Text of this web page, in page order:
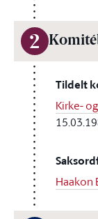
2
Tildelt
Kirke-
Haakon